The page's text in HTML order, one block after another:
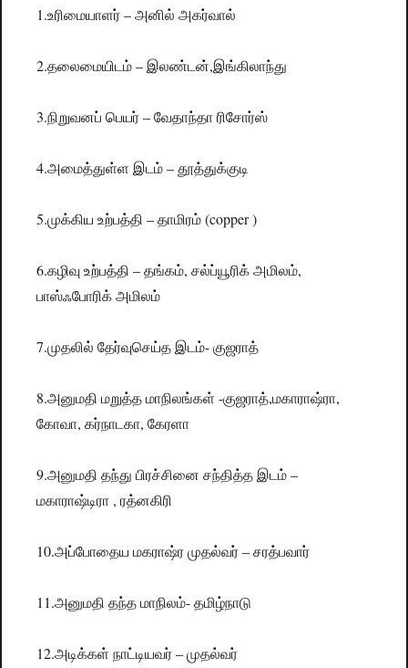
1.உரிமையாளர் – அனில் அகர்வால்
2.தலைமையிடம் – இலண்டன்,இங்கிலாந்து
3.நிறுவனப் பெயர் – வேதாந்தா ரிசோர்ஸ்
4.அமைத்துள்ள இடம் – தூத்துக்குடி
5.முக்கிய உற்பத்தி – தாமிரம் (copper )
6.கழிவு உற்பத்தி – தங்கம், சல்ப்யூரிக் அமிலம்,
பாஸ்ஃபோரிக் அமிலம்
7.முதலில் தேர்வுசெய்த இடம்- குஜராத்
8.அனுமதி மறுத்த மாநிலங்கள் -குஜராத்,மகாராஷ்ரா,
கோவா, கர்நாடகா, கேரளா
9.அனுமதி தந்து பிரச்சினை சந்தித்த இடம் –
மகாராஷ்டிரா , ரத்னகிரி
10.அப்போதைய மகராஷ்ர முதல்வர் – சரத்பவார்
11.அனுமதி தந்த மாநிலம்- தமிழ்நாடு
12.அடிக்கள் நாட்டியவர் – முதல்வர்